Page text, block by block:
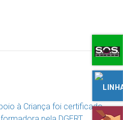
à Criança foi certificado